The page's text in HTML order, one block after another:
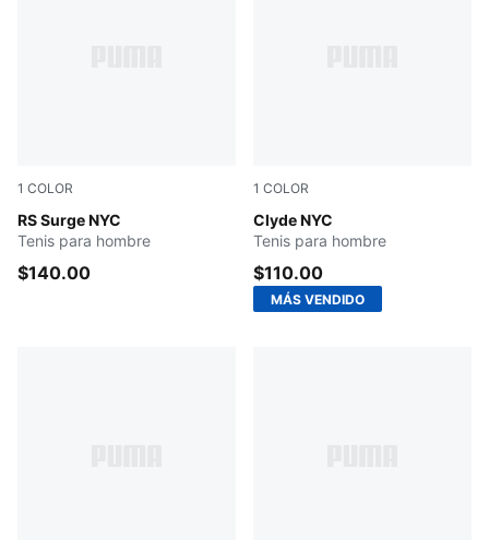
1 COLOR
RS Surge NYC
For All Time Red-New Navy-Yellow Sizzle
Tenis para hombre
$140.00
1 COLOR
Clyde NYC
New Navy-Chocolate
Tenis para hombre
$110.00
MÁS VENDIDO